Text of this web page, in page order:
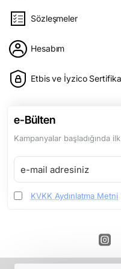
Sözleşmeler
Hesabım
Etbis ve İyzico
e-Bülten
Kampanyalar başladığında
e-
mail
adresiniz
KVKK Aydınlatma Metni